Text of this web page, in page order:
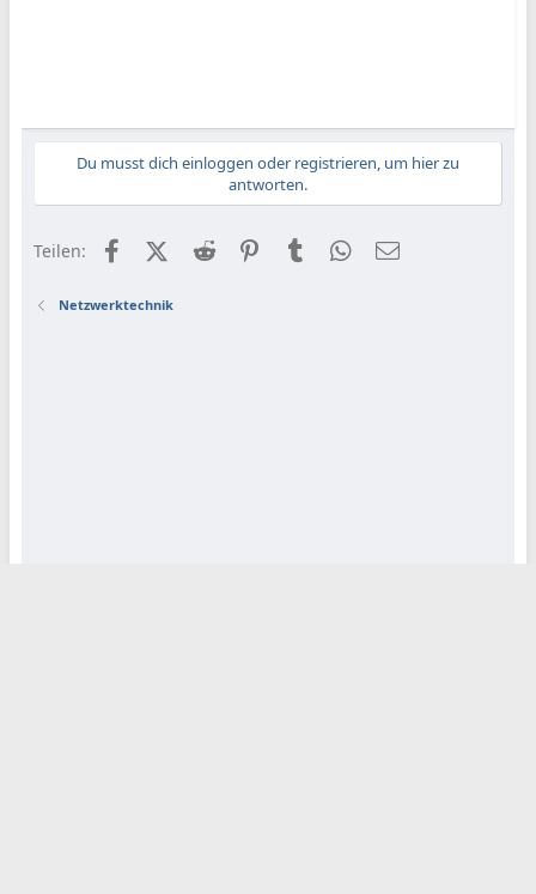
Du musst dich einloggen oder registrieren, um hier zu
antworten.
Teilen: FacebookX (Twitter)
Reddit PinterestTumblr WhatsApp
Netzwerktechnik